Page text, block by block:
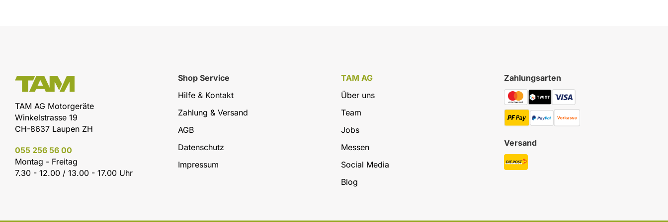
TAM AG Motorgeräte
Winkelstrasse 19
CH-8637 Laupen ZH
055 256 56 00
Montag - Freitag
7.30 - 12.00 / 13.00 - 17.00 Uhr
TAM AG
Über uns
Team
Jobs
Messen
Social Media
Blog
Shop Service
Hilfe & Kontakt
Zahlung & Versand
AGB
Datenschutz
Impressum
Zahlungsarten
Versand